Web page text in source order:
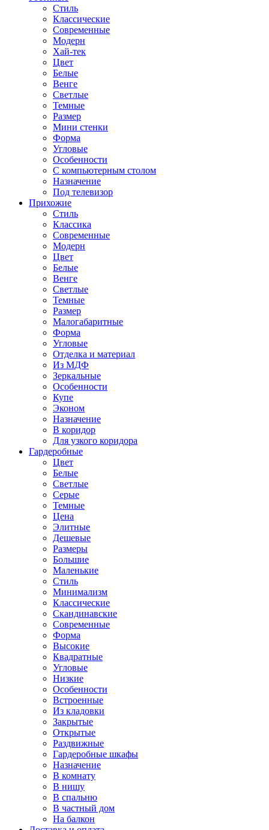
Стиль
Классические
Современные
Модерн
Хай-тек
Цвет
Белые
Венге
Светлые
Темные
Размер
Мини стенки
Форма
Угловые
Особенности
С компьютерным столом
Назначение
Под телевизор
Прихожие
Стиль
Классика
Современные
Модерн
Цвет
Белые
Венге
Светлые
Темные
Размер
Малогабаритные
Форма
Угловые
Отделка и материал
Из МДФ
Зеркальные
Особенности
Купе
Эконом
Назначение
В коридор
Для узкого коридора
Гардеробные
Цвет
Белые
Светлые
Серые
Темные
Цена
Элитные
Дешевые
Размеры
Большие
Маленькие
Стиль
Минимализм
Классические
Скандинавские
Современные
Форма
Высокие
Квадратные
Угловые
Низкие
Особенности
Встроенные
Из кладовки
Закрытые
Открытые
Раздвижные
Гардеробные шкафы
Назначение
В комнату
В нишу
В спальню
В частный дом
На балкон